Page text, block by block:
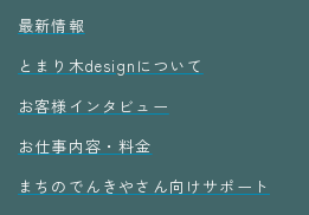
最新情報
とまり木designについて
お客様インタビュー
お仕事内容・料金
まちのでんきやさん向けサポート